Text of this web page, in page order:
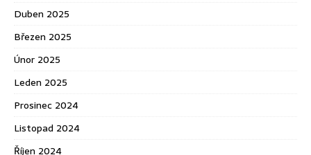
Duben 2025
Březen 2025
Únor 2025
Leden 2025
Prosinec 2024
Listopad 2024
Říjen 2024